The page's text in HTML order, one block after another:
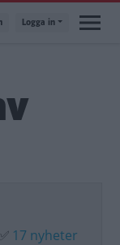
Logga in
✅ 17 nyheter